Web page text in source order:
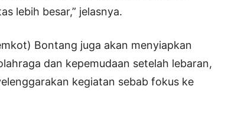
lebih besar,” jelasnya.
Bontang juga akan menyiapkan
dan kepemudaan setelah lebaran,
kegiatan sebab fokus ke